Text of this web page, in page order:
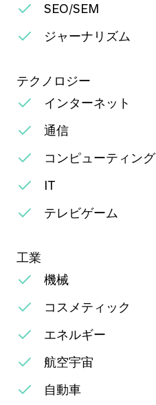
SEO/SEM
ジャーナリズム
テクノロジー
インターネット
通信
コンピューティング
IT
テレビゲーム
工業
機械
コスメティック
エネルギー
航空宇宙
自動車